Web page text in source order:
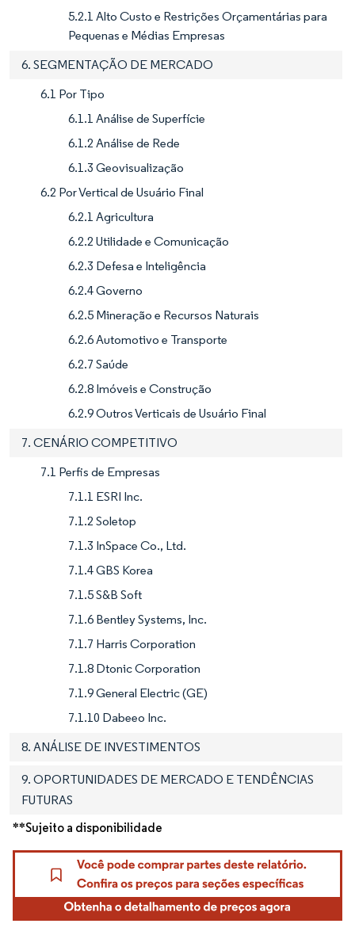
5.2.1 Alto Custo e Restrições Orçamentárias para
Pequenas e Médias Empresas
6. SEGMENTAÇÃO DE MERCADO
6.1 Por Tipo
6.1.1 Análise de Superfície
6.1.2 Análise de Rede
6.1.3 Geovisualização
6.2 Por Vertical de Usuário Final
6.2.1 Agricultura
6.2.2 Utilidade e Comunicação
6.2.3 Defesa e Inteligência
6.2.4 Governo
6.2.5 Mineração e Recursos Naturais
6.2.6 Automotivo e Transporte
6.2.7 Saúde
6.2.8 Imóveis e Construção
6.2.9 Outros Verticais de Usuário Final
7. CENÁRIO COMPETITIVO
7.1 Perfis de Empresas
7.1.1 ESRI Inc.
7.1.2 Soletop
7.1.3 InSpace Co., Ltd.
7.1.4 GBS Korea
7.1.5 S&B Soft
7.1.6 Bentley Systems, Inc.
7.1.7 Harris Corporation
7.1.8 Dtonic Corporation
7.1.9 General Electric (GE)
7.1.10 Dabeeo Inc.
8. ANÁLISE DE INVESTIMENTOS
9. OPORTUNIDADES DE MERCADO E TENDÊNCIAS
FUTURAS
**Sujeito a disponibilidade